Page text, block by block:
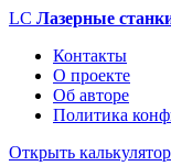
LC Лазерные
Контакты
О проекте
Об авторе
Политика
Открыть калькулятор